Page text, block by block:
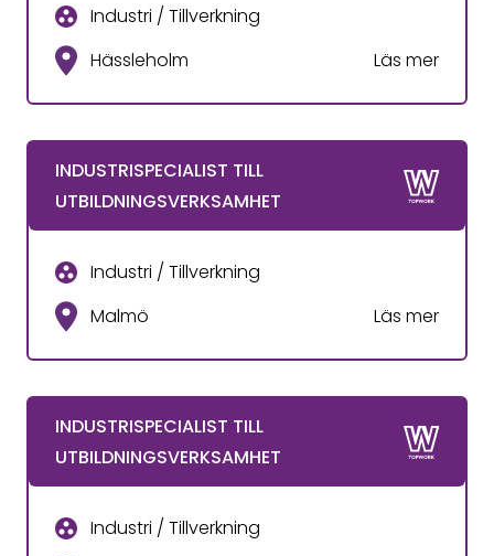
Industri / Tillverkning
Hässleholm
Läs mer
INDUSTRISPECIALIST TILL
UTBILDNINGSVERKSAMHET
Industri / Tillverkning
Malmö
Läs mer
INDUSTRISPECIALIST TILL
UTBILDNINGSVERKSAMHET
Industri / Tillverkning